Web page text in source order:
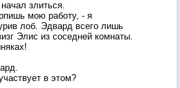
злиться.
мою работу, - я
лоб. Эдвард всего лишь
Элис из соседней комнаты.
в этом?